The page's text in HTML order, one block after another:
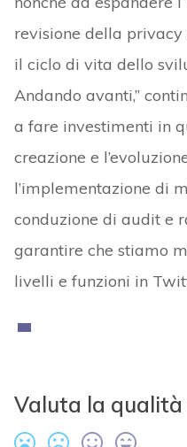
revisione della
il ciclo di vita dello
Andando avanti,”
a fare investimenti in
creazione e
l’implementazione di
conduzione di audit e
garantire che stiamo
livelli e funzioni in
Valuta la